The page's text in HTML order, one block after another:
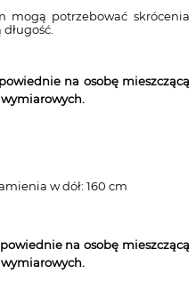
mogą potrzebować skrócenia
na osobę mieszczącą
w dół: 160 cm
na osobę mieszczącą